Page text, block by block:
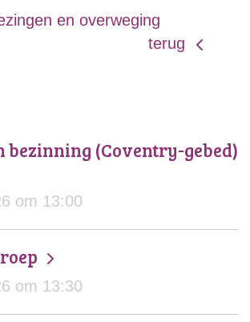
en overweging
terug
bezinning (Coventry-gebed)
om 13:00
om 13:30